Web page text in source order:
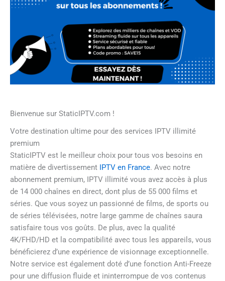
Bienvenue sur StaticIPTV.com !
Votre destination ultime pour des services IPTV illimité
premium
StaticIPTV est le meilleur choix pour tous vos besoins en
matière de divertissement IPTV en France. Avec notre
abonnement premium, IPTV illimité vous avez accès à plus
de 14 000 chaînes en direct, dont plus de 55 000 films et
séries. Que vous soyez un passionné de films, de sports ou
de séries télévisées, notre large gamme de chaînes saura
satisfaire tous vos goûts. De plus, avec la qualité
4K/FHD/HD et la compatibilité avec tous les appareils, vous
bénéficierez d’une expérience de visionnage exceptionnelle.
Notre service est également doté d’une fonction Anti-Freeze
pour une diffusion fluide et ininterrompue de vos contenus